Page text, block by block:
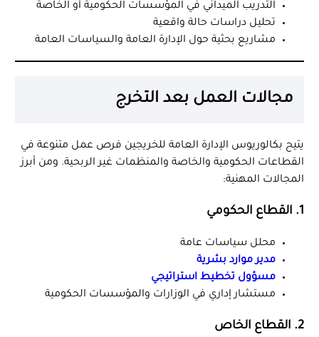
التدريب الميداني في المؤسسات الحكومية أو الخاصة
تحليل دراسات حالة واقعية
مشاريع بحثية حول الإدارة العامة والسياسات العامة
مجالات العمل بعد التخرج
يتيح بكالوريوس الإدارة العامة للخريجين فرص عمل متنوعة في
القطاعات الحكومية والخاصة والمنظمات غير الربحية. ومن أبرز
المجالات المهنية:
1. القطاع الحكومي
محلل سياسات عامة
مدير موارد بشرية
مسؤول تخطيط استراتيجي
مستشار إداري في الوزارات والمؤسسات الحكومية
2. القطاع الخاص